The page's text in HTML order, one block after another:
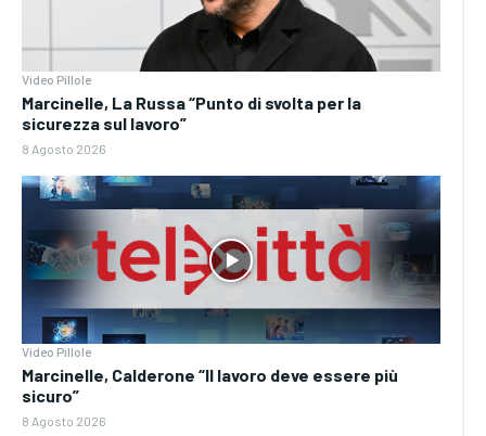
Video Pillole
Marcinelle, La Russa “Punto di svolta per la
sicurezza sul lavoro”
8 Agosto 2026
Video Pillole
Marcinelle, Calderone “Il lavoro deve essere più
sicuro”
8 Agosto 2026